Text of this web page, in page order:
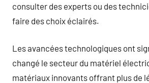
consulter des experts ou des
faire des choix éclairés.
Les avancées technologiques ont
changé le secteur du matériel
matériaux innovants offrant plus de